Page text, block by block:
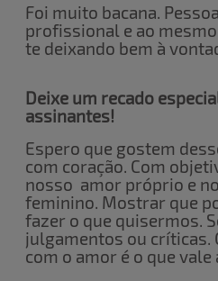
Foi muito bacana.
profissional e ao
te deixando bem à
Deixe um recado
assinantes!
Espero que gostem
com coração. Com
nosso amor próprio e
feminino. Mostrar que
fazer o que quisermos.
julgamentos ou críticas.
com o amor é o que vale